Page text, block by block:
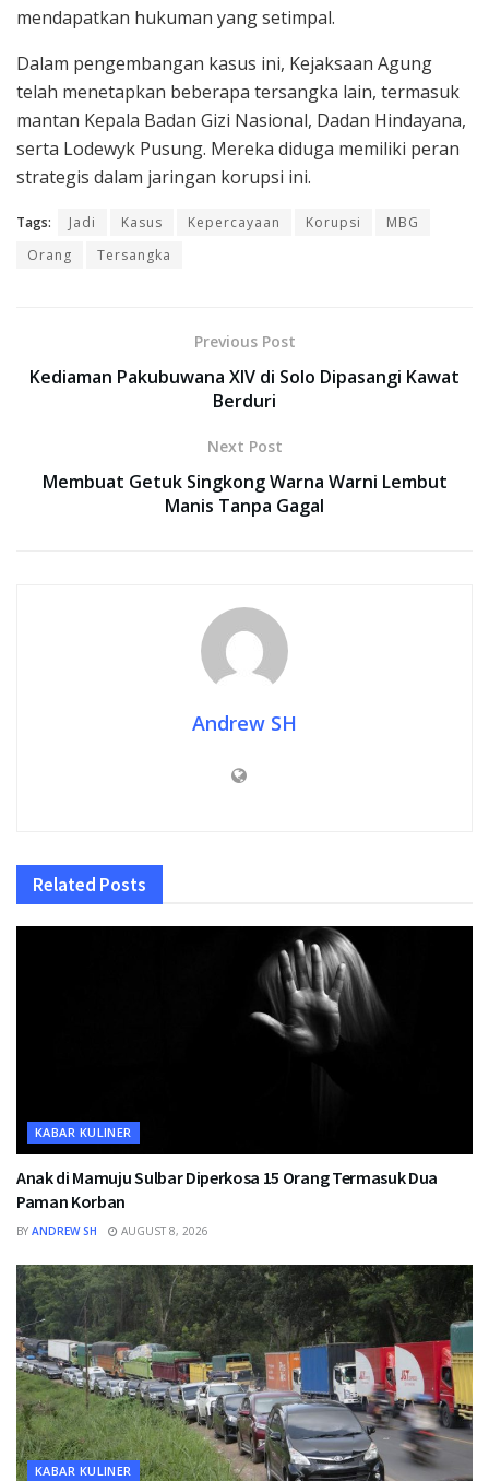
mendapatkan hukuman yang setimpal.
Dalam pengembangan kasus ini, Kejaksaan Agung
telah menetapkan beberapa tersangka lain, termasuk
mantan Kepala Badan Gizi Nasional, Dadan Hindayana,
serta Lodewyk Pusung. Mereka diduga memiliki peran
strategis dalam jaringan korupsi ini.
Tags: Jadi Kasus Kepercayaan Korupsi
MBG
Orang
Tersangka
Previous Post
Kediaman Pakubuwana XIV di Solo Dipasangi Kawat
Berduri
Next Post
Membuat Getuk Singkong Warna Warni Lembut
Manis Tanpa Gagal
Andrew SH
Related Posts
KABAR KULINER
Anak di Mamuju Sulbar Diperkosa 15 Orang Termasuk Dua
Paman Korban
BY ANDREW SH AUGUST 8, 2026
KABAR KULINER